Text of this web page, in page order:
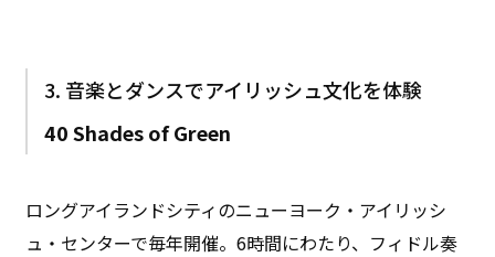
3. 音楽とダンスでアイリッシュ文化を体験
40 Shades of Green
ロングアイランドシティのニューヨーク・アイリッシ
ュ・センターで毎年開催。6時間にわたり、フィドル奏